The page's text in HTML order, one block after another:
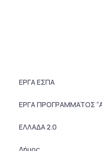
ΕΡΓΑ ΕΣΠΑ
ΕΡΓΑ ΠΡΟΓΡΑΜΜΑΤΟΣ
ΕΛΛΑΔΑ 2.0